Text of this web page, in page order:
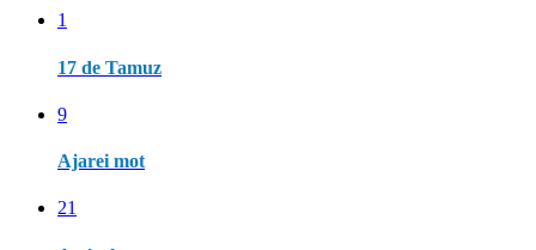
1
17 de Tamuz
9
Ajarei mot
21